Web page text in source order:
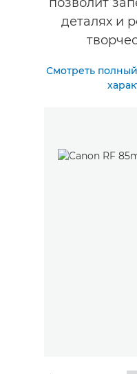
деталях и
Смотреть